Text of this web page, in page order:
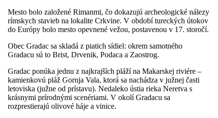
Mesto bolo založené Rimanmi, čo dokazujú archeologické nálezy
rímskych stavieb na lokalite Crkvine. V období tureckých útokov
do Európy bolo mesto opevnené vežou, postavenou v 17. storočí.
Obec Gradac sa skladá z piatich sídiel: okrem samotného
Gradacu sú to Brist, Drvenik, Podaca a Zaostrog.
Gradac ponúka jednu z najkrajších pláží na Makarskej riviére –
kamienkovú pláž Gornja Vala, ktorá sa nachádza v južnej časti
letoviska (južne od prístavu). Nedaleko ústia rieka Neretva s
krásnymi prírodnými scenériami. V okolí Gradacu sa
rozprestierajú olivové háje a vinice.